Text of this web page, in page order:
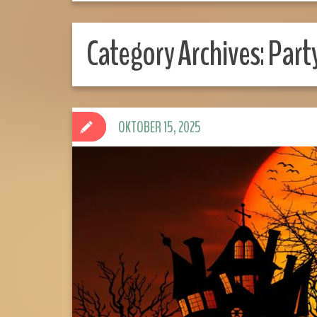
Category Archives:
OKTOBER 15, 2025